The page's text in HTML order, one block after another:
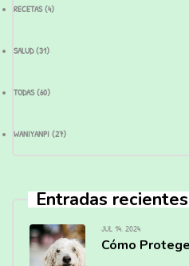
RECETAS(4)
SALUD(31)
TODAS(60)
WANIYANPI (27)
Entradas recientes
JUL 14, 2024
Cómo